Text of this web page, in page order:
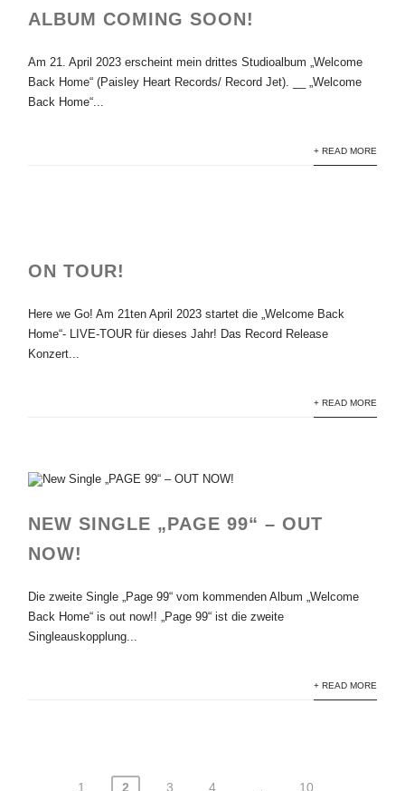
ALBUM COMING SOON!
Am 21. April 2023 erscheint mein drittes Studioalbum „Welcome
Back Home“ (Paisley Heart Records/ Record Jet). __ „Welcome
Back Home“...
+ READ MORE
ON TOUR!
Here we Go! Am 21ten April 2023 startet die „Welcome Back
Home“- LIVE-TOUR für dieses Jahr! Das Record Release
Konzert...
+ READ MORE
NEW SINGLE „PAGE 99“ – OUT
NOW!
Die zweite Single „Page 99“ vom kommenden Album „Welcome
Back Home“ is out now!! „Page 99“ ist die zweite
Singleauskopplung...
+ READ MORE
1 2 3 4 10